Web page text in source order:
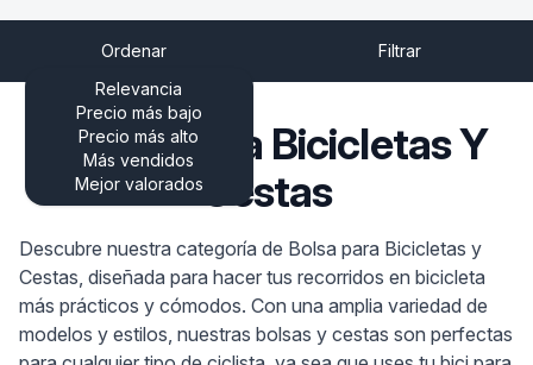
Ordenar
Relevancia
Precio más bajo
Precio más alto
Más vendidos
Mejor valorados
Filtrar
Bolsas Para Bicicletas Y
Cestas
Descubre nuestra categoría de Bolsa para Bicicletas y
Cestas, diseñada para hacer tus recorridos en bicicleta
más prácticos y cómodos. Con una amplia variedad de
modelos y estilos, nuestras bolsas y cestas son perfectas